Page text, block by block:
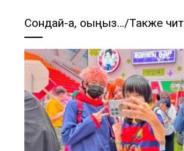
Сондай-ақ, оқыңыз…/Также